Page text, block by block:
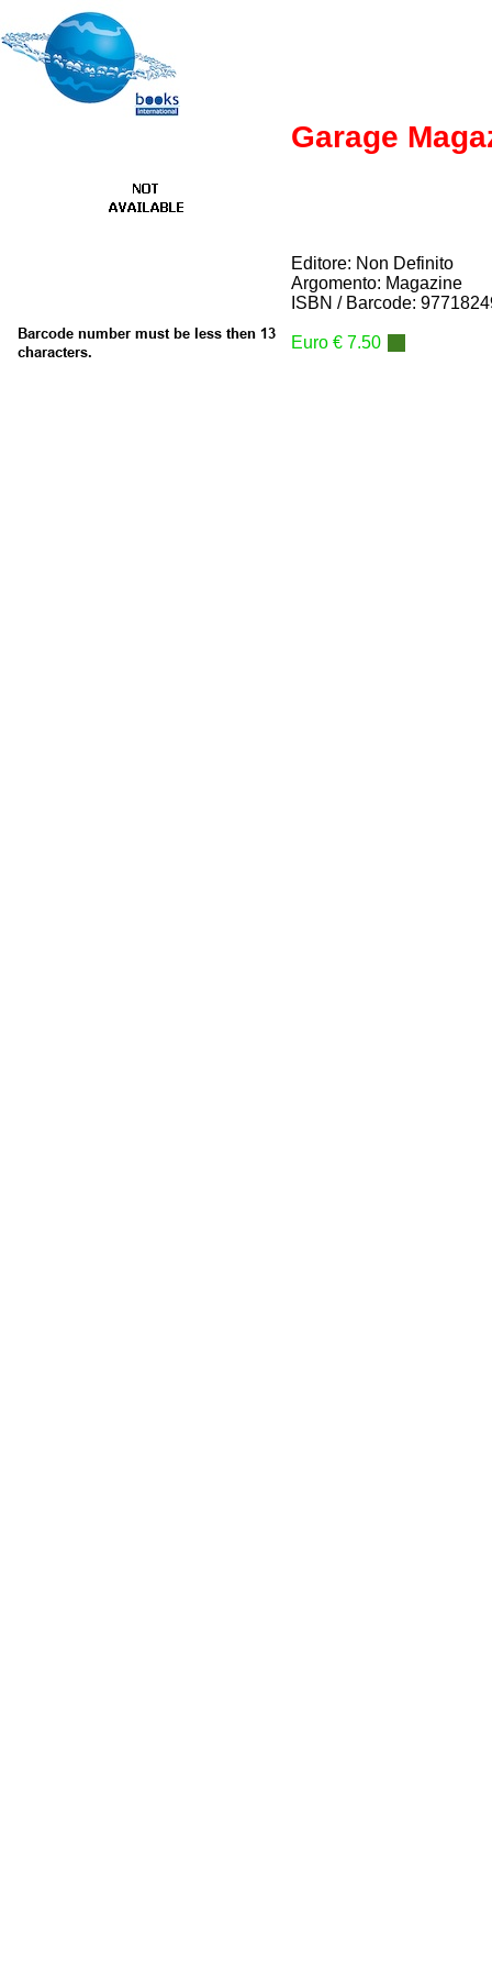
Garage
Editore: Non Definito
Argomento: Magazine
ISBN / Barcode:
Euro € 7.50